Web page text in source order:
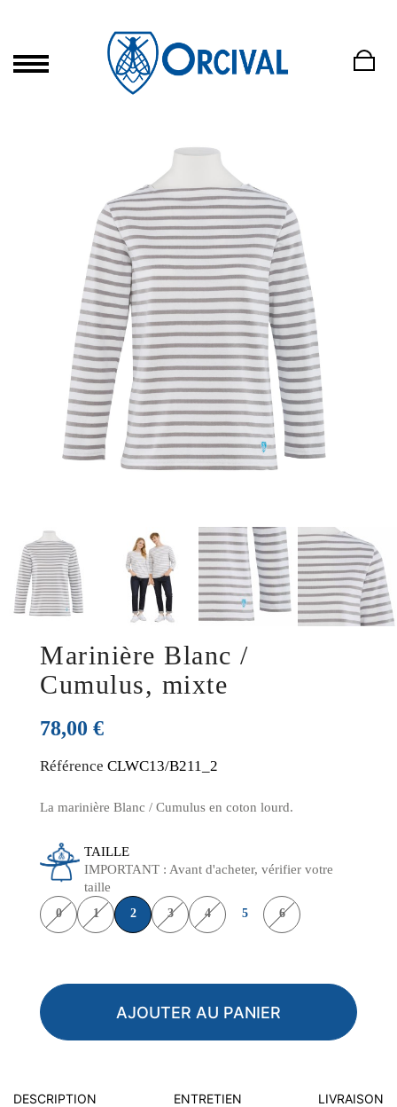
Marinière Blanc /
Cumulus, mixte
78,00 €
Référence CLWC13/B211_2
La marinière Blanc / Cumulus en coton lourd.
TAILLE
IMPORTANT : Avant d'acheter, vérifier votre
taille
0 1 2 3 4 5 6
AJOUTER AU PANIER
DESCRIPTION ENTRETIEN LIVRAISON